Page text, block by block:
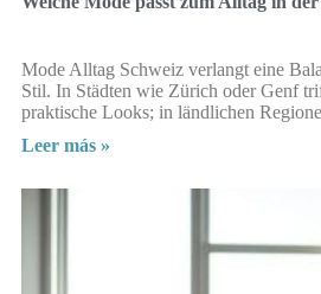
Mode Alltag Schweiz verlangt eine
Stil. In Städten wie Zürich oder Genf
praktische Looks; in ländlichen
Leer más »